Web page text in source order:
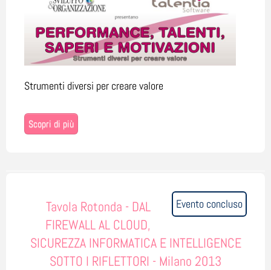
Strumenti diversi per creare valore
Scopri di più
Evento concluso
Tavola Rotonda - DAL
FIREWALL AL CLOUD,
SICUREZZA INFORMATICA E INTELLIGENCE
SOTTO I RIFLETTORI - Milano 2013